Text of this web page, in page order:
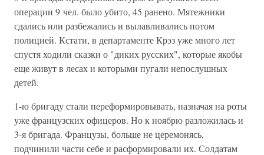
операции 9 чел. было убито, 45 ранено. Мятежники
сдались или разбежались и вылавливались потом
полицией. Кстати, в департаменте Крэз уже много лет
спустя ходили сказки о "диких русских", которые якобы
еще живут в лесах и которыми пугали непослушных
детей.
1-ю бригаду стали переформировывать, назначая на роты
уже французских офицеров. Но к ноябрю разложилась и
3-я бригада. Французы, больше не церемонясь,
подчинили части себе и расформировали их. Солдатам